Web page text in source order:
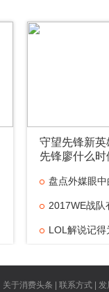
守望先锋新
先锋廖什么时
盘点外媒眼
最 2017WE战队
个 LOL解说记
胜 厂长什么时
关于消费头条 | 联系方式 |